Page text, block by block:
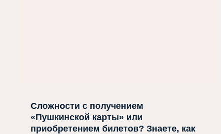
Сложности с получением
«Пушкинской карты» или
приобретением билетов? Знаете, как